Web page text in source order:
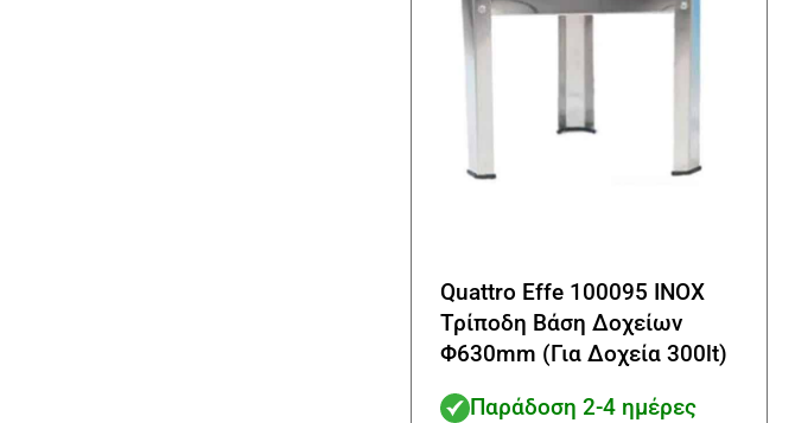
Quattro Effe 100095 INOX
Τρίποδη Βάση Δοχείων
Φ630mm (Για Δοχεία 300lt)
Παράδοση 2-4 ημέρες